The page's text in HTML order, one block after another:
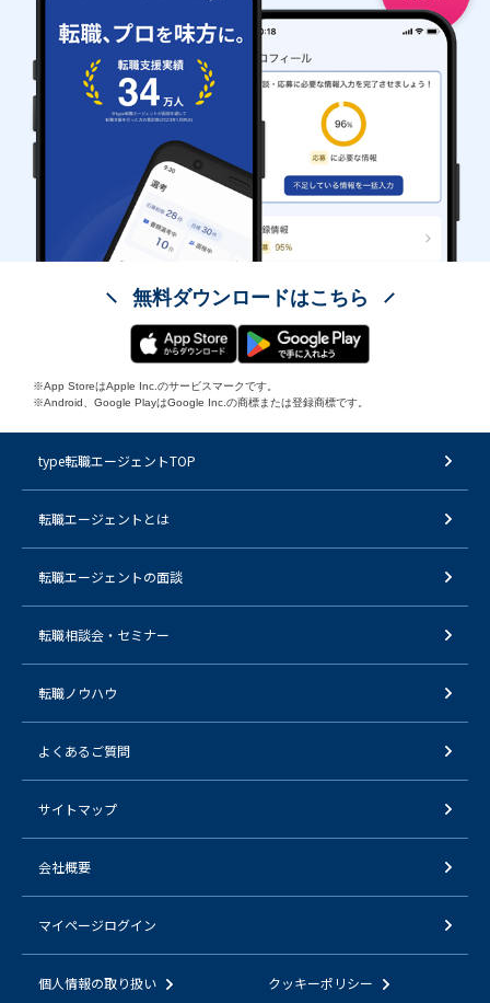
無料ダウンロードはこちら
※App StoreはApple Inc.のサービスマークです。
※Android、Google PlayはGoogle Inc.の商標または登録商標です。
type転職エージェントTOP
転職エージェントとは
転職エージェントの面談
転職相談会・セミナー
転職ノウハウ
よくあるご質問
サイトマップ
会社概要
マイページログイン
個人情報の取り扱い クッキーポリシー